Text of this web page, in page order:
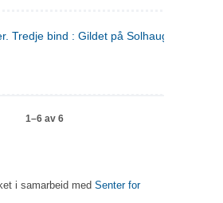
Tredje bind : Gildet på Solhaug ; Olaf
1–6 av 6
i samarbeid med Senter for